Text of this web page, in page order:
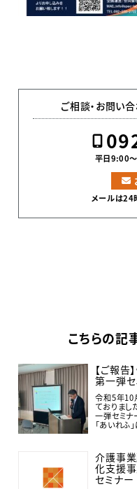
ご相談・お問い
平日9:00
メールは24
こちらの記
【ご報
第一弾セ
令和5年10
ておりま
一弾セミナ
「あいれ
介護事
化支援
セミナー